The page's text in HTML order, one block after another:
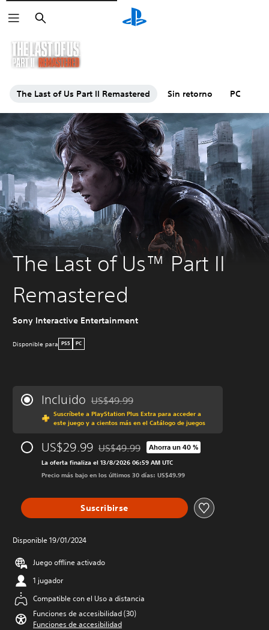
Buscar
The Last of Us Part II Remastered Sin retorno PC
The Last of Us™ Part II
Remastered
Sony Interactive Entertainment
Disponible para PS5 PC
Incluido Rebajado del precio original de US$49.99
US$49.99
Suscríbete a PlayStation Plus Extra para acceder a
este juego y a cientos más en el Catálogo de juegos
US$29.99 Rebajado del precio original de US$49.99
US$49.99 Ahorra un 40 %
La oferta finaliza el 13/8/2026 06:59 AM UTC
Precio más bajo en los últimos 30 días: US$49.99
Suscribirse
Disponible 19/01/2024
Juego offline activado
1 jugador
Compatible con el Uso a distancia
Funciones de accesibilidad (30)
Funciones de accesibilidad